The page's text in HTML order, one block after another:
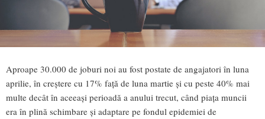
Aproape 30.000 de joburi noi au fost postate de angajatori în luna
aprilie, în creștere cu 17% față de luna martie și cu peste 40% mai
multe decât în aceeași perioadă a anului trecut, când piața muncii
era în plină schimbare și adaptare pe fondul epidemiei de